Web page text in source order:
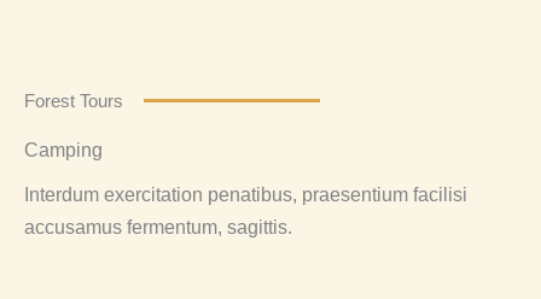
Forest Tours
Camping
Interdum exercitation penatibus, praesentium facilisi
accusamus fermentum, sagittis.